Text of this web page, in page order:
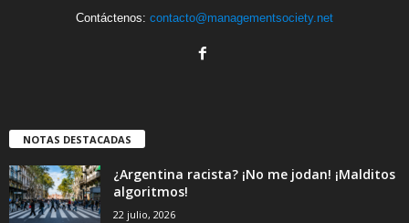
Contáctenos: contacto@managementsociety.net
NOTAS DESTACADAS
¿Argentina racista? ¡No me jodan! ¡Malditos
algoritmos!
22 julio, 2026